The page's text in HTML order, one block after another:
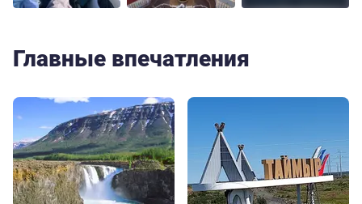
Главные впечатления